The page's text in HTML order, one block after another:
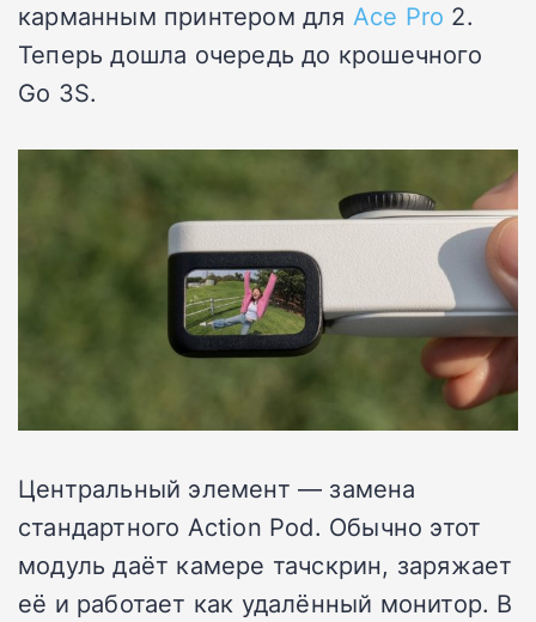
карманным принтером для Ace Pro 2.
Теперь дошла очередь до крошечного
Go 3S.
Центральный элемент — замена
стандартного Action Pod. Обычно этот
модуль даёт камере тачскрин, заряжает
её и работает как удалённый монитор. В